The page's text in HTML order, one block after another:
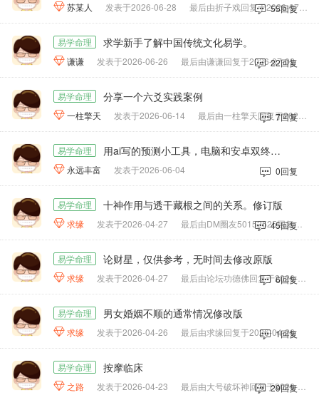
苏某人 发表于2026-06-28 最后由折子戏回复于2026-07-01
55回复
易学命理 求学新手了解中国传统文化易学。
谦谦 发表于2026-06-26 最后由谦谦回复于2026-07-02
22回复
易学命理 分享一个六爻实践案例
一柱擎天 发表于2026-06-14 最后由一柱擎天回复于2026-06-15
7回复
易学命理 用ai写的预测小工具，电脑和安卓双终端版
永远丰富 发表于2026-06-04 0回复
易学命理 十神作用与透干藏根之间的关系。修订版
求缘 发表于2026-04-27 最后由DM圈友50152525回复于2026-06-26
45回复
易学命理 论财星，仅供参考，无时间去修改原版
求缘 发表于2026-04-27 最后由论坛功德佛回复于2026-04-28
6回复
易学命理 男女婚姻不顺的通常情况修改版
求缘 发表于2026-04-26 最后由求缘回复于2026-04-26
1回复
易学命理 按摩临床
 之路 发表于2026-04-23 最后由大号破坏神回复于2026-04-25
29回复